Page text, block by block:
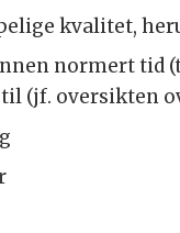
kvalitet,
normert tid
(jf. oversikten